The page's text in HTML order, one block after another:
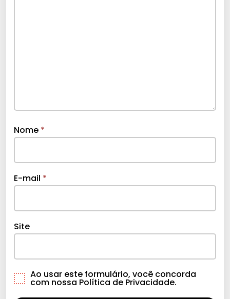
Nome *
E-mail *
Site
Ao usar este formulário, você concorda
com nossa Política de Privacidade.